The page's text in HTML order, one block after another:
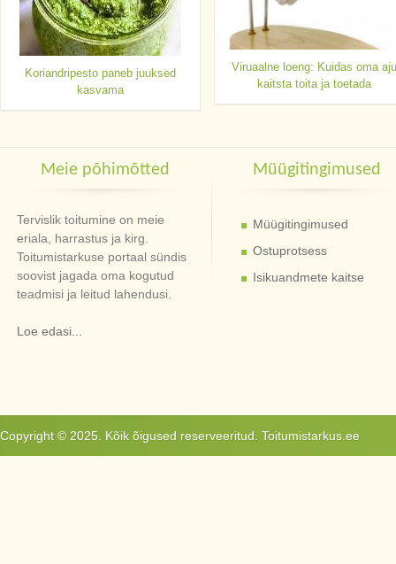
Koriandripesto paneb juuksed
kasvama
Viruaalne loeng: Kuidas oma aju
kaitsta toita ja toetada
Meie põhimõtted
Tervislik toitumine on meie
eriala, harrastus ja kirg.
Toitumistarkuse portaal sündis
soovist jagada oma kogutud
teadmisi ja leitud lahendusi.
Loe edasi...
Müügitingimused
Müügitingimused
Ostuprotsess
Isikuandmete kaitse
Copyright © 2025. Kõik õigused reserveeritud. Toitumistarkus.ee